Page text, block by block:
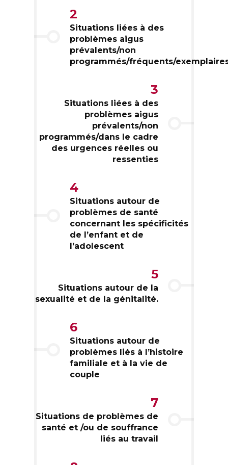
2
Situations liées à des
problèmes aigus
prévalents/non
programmés/fréquents/
3
Situations liées à des
problèmes aigus
prévalents/non
programmés/dans le cadre
des urgences réelles ou
ressenties
4
Situations autour de
problèmes de santé
concernant les spécificités
de l’enfant et de
l’adolescent
5
Situations autour de la
sexualité et de la génitalité.
6
Situations autour de
problèmes liés à l’histoire
familiale et à la vie de
couple
7
Situations de problèmes de
santé et /ou de souffrance
liés au travail